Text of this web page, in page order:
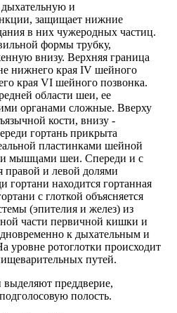
и
защищает нижние
в них чужеродных частиц.
формы трубку,
внизу. Верхняя граница
нижнего края IV шейного
края VI шейного позвонка.
области шеи, ее
органами сложные. Вверху
кости, внизу -
гортань прикрыта
пластинками шейной
мышцами шеи. Спереди и с
правой и левой долями
находится гортанная
с глоткой объясняется
(эпителия и желез) из
части первичной кишки и
к дыхательным и
уровне ротоглотки происходит
путей.
преддверие,
полость.